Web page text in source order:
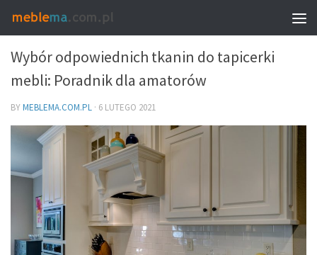
MEBLE I WNĘTRZA
Wybór odpowiednich tkanin do tapicerki
mebli: Poradnik dla amatorów
BYMEBLEMA.COM.PL · 6 LUTEGO 2021